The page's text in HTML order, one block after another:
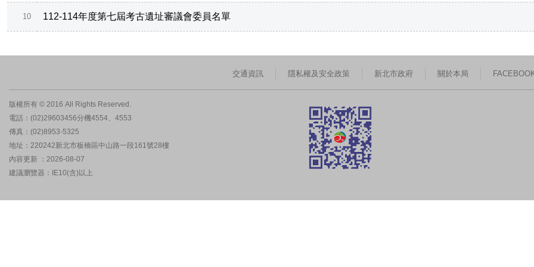
10 112-114年度第七屆考古遺址審議會委員名單
交通資訊 隱私權及安全政策 新北市政府 關於本局
版權所有 © 2016 All Rights Reserved.
電話：(02)29603456分機4554、4553
傳真：(02)8953-5325
地址：220242新北市板橋區中山路一段161號28樓
內容更新 ：2026-08-07
建議瀏覽器：IE10(含)以上